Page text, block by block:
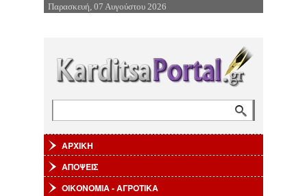
Επιστροφή στην Πλοήγηση
Παρασκευή, 07 Αυγούστου 2026
ΑΡΧΙΚΗ
ΑΠΟΨΕΙΣ
ΟΙΚΟΝΟΜΙΑ - ΑΓΡΟΤΙΚΑ